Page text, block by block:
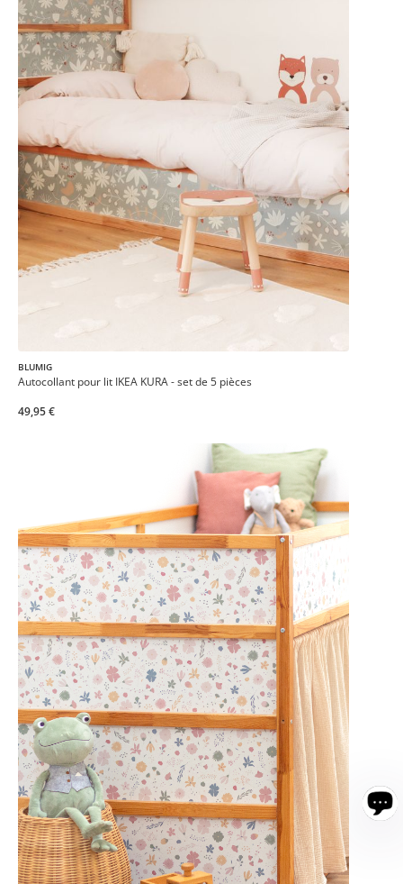
BLUMIG
Autocollant pour lit IKEA KURA - set de 5 pièces
49,95 €